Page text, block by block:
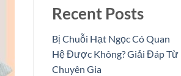
Recent Posts
Bị Chuỗi Hạt Ngọc Có Quan
Hệ Được Không? Giải Đáp Từ
Chuyên Gia